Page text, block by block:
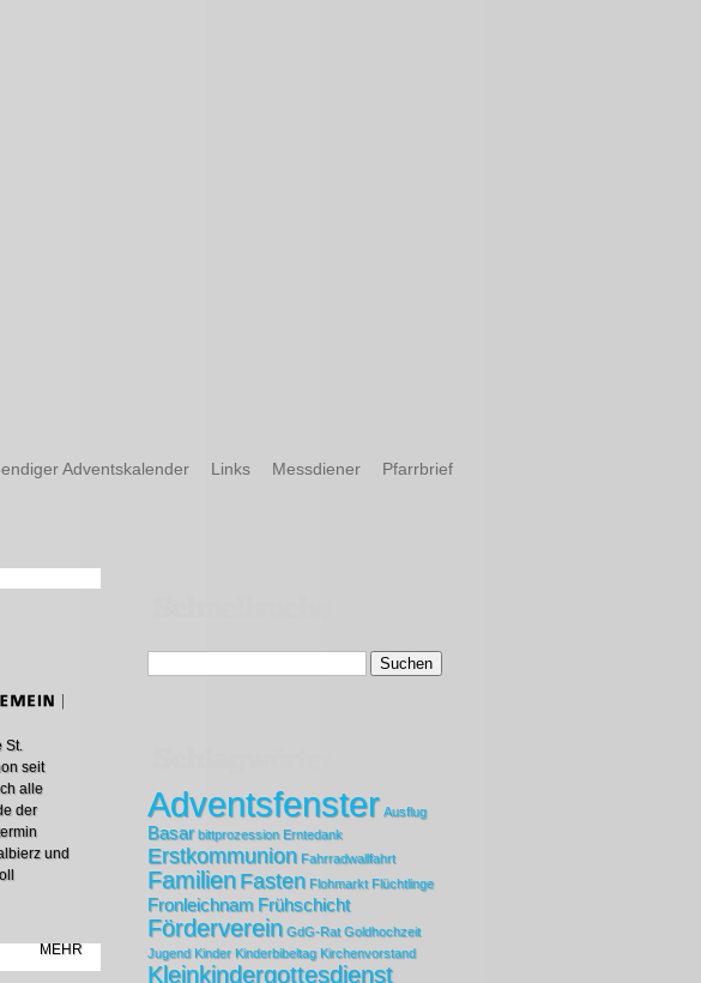
Adventskalender Links Messdiener Pfarrbrief
St.
seit
alle
der
und
MEHR
Adventsfenster Ausflug
Basar bittprozession Erntedank
Erstkommunion Fahrradwallfahrt
Familien Fasten Flohmarkt Flüchtlinge
Fronleichnam Frühschicht
Förderverein GdG-Rat Goldhochzeit
Jugend Kinder Kinderbibeltag Kirchenvorstand
Kleinkindergottesdienst